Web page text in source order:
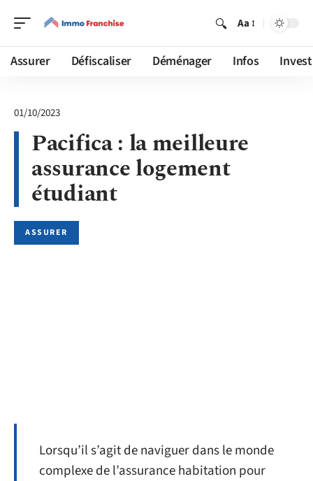
Aa
Assurer Défiscaliser Déménager Infos
01/10/2023
Pacifica : la meilleure
assurance logement
étudiant
ASSURER
Lorsqu’il s’agit de naviguer dans le monde
complexe de l’assurance habitation pour